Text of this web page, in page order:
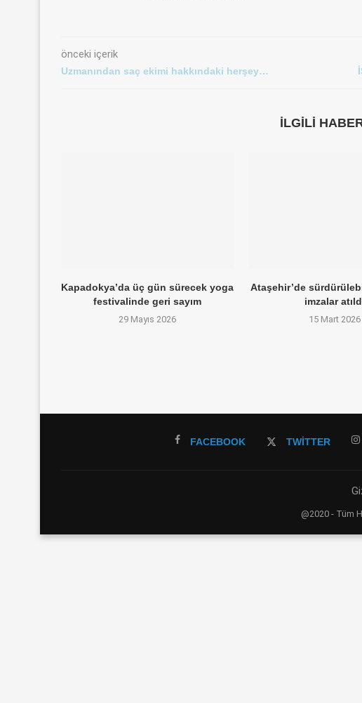
önceki içerik
Uzmanından saç ekimi hakkındaki herşey…
İLGILI
Kapadokya’da üç gün sürecek yoga
festivalinde geri sayım
29 Mayıs 2026
Ataşehir’de
imzalar
15 Mart 2026
FACEBOOK TWITTER
@2020 - Tüm